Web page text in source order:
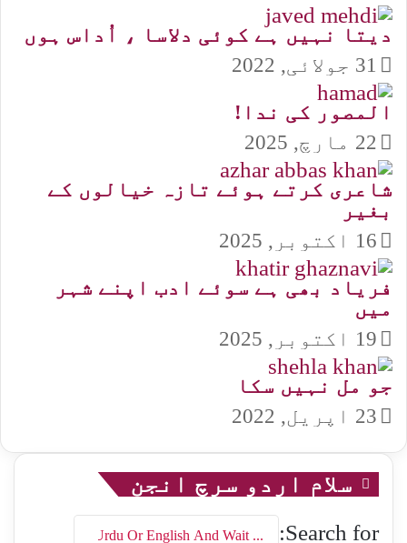
دیتا نہیں ہے کوئی دلاسا ، اُداس ہوں
31 جولائی, 2022
المصور کی ندا!
22 مارچ, 2025
شاعری کرتے ہوئے تازہ خیالوں کے
بغیر
16 اکتوبر, 2025
فریاد بھی ہے سوئے ادب اپنے شہر
میں
19 اکتوبر, 2025
جو مل نہیں سکا
23 اپریل, 2022
سلام اردو سرچ انجن
Search for: